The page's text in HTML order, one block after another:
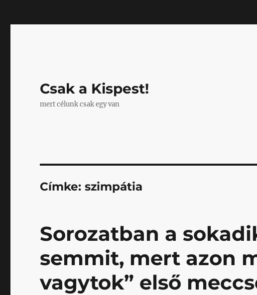
Csak a Kispest!
mert célunk csak egy van
Címke:szimpátia
Sorozatban a
semmit, mert azon
vagytok” első